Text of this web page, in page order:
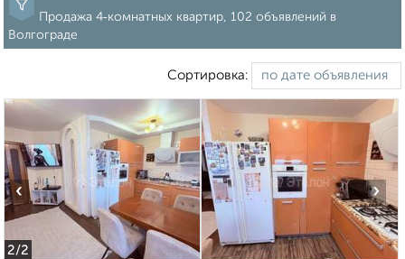
Продажа 4‑комнатных квартир, 102 объявлений в
Волгограде
Сортировка:
2/2
‹ ›